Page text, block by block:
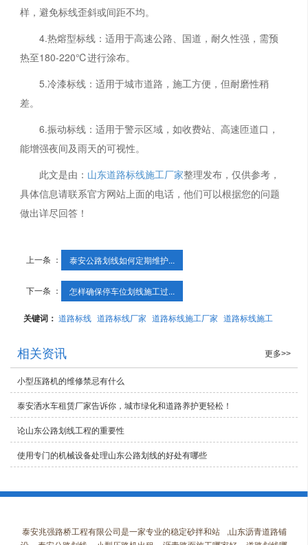
样，避免标线歪斜或间距不均。
4.热熔型标线：适用于高速公路、国道，耐久性强，需预
热至180-220℃进行涂布。
5.冷漆标线：适用于城市道路，施工方便，但耐磨性稍
差。
6.振动标线：适用于警示区域，如收费站、高速匝道口，
能增强夜间及雨天的可视性。
此文是由： 山东道路标线施工厂家整理发布，仅供参考，
具体信息请联系官方网站上面的电话，他们可以根据您的问题
做出详尽回答！
上一条 ： 泰安公路划线如何定期维护...
下一条 ： 怎样确保停车位划线施工过...
关键词：道路标线 道路标线厂家 道路标线施工厂家 道路标线施工
相关资讯 更多>>
小型压路机的维修禁忌有什么
泰安洒水车租赁厂家告诉你，城市绿化和道路养护更轻松！
论山东公路划线工程的重要性
使用专门的机械设备处理山东公路划线的好处有哪些
泰安兆强路桥工程有限公司是一家专业的稳定砂拌和站 ,山东沥青道路铺